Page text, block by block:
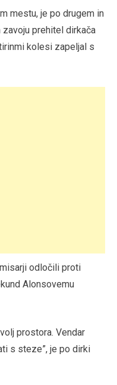
mestu, je po drugem in
prehitel dirkača
kolesi zapeljal s
odločili proti
Alonsovemu
prostora. Vendar
s steze”, je po dirki